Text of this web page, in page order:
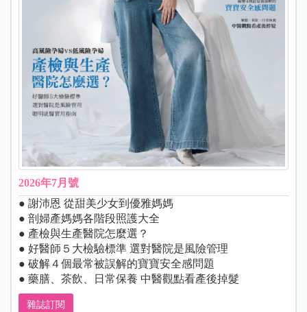
2026年7月號
● 謝沛恩 從甜美少女到優雅媽媽
● 剖婦產媽媽各階段照護大全
● 產檢與生產醫院怎麼選？
● 好醫師５大檢驗標準 選對醫院是風險管理
● 破解４個最常被誤解的寶寶安全感問題
● 藥膳、茶飲、日常保養 中醫觀點看產後掉髮
雜誌訂閱